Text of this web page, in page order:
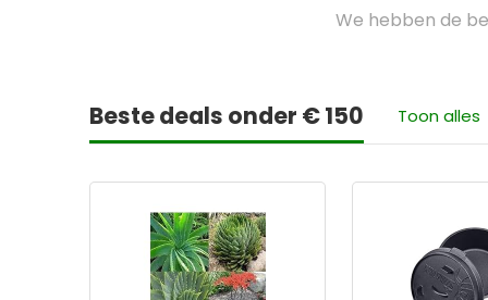
We hebben de
Beste deals onder € 150 Toon alles